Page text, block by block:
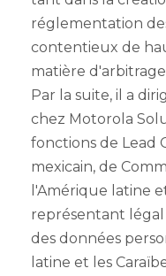
réglementation
contentieux de
matière
Par la suite, il a
chez Motorola
fonctions de Lead
mexicain, de
l'Amérique latine
représentant
des données
latine et les